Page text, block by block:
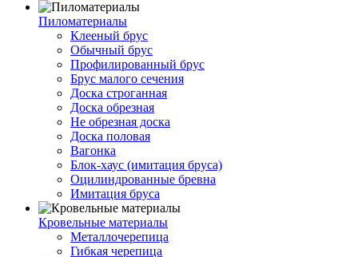
Пиломатериалы
Клееный брус
Обычный брус
Профилированный брус
Брус малого сечения
Доска строганная
Доска обрезная
Не обрезная доска
Доска половая
Вагонка
Блок-хаус (имитация бруса)
Оцилиндрованные бревна
Имитация бруса
Кровельные материалы
Металлочерепица
Гибкая черепица